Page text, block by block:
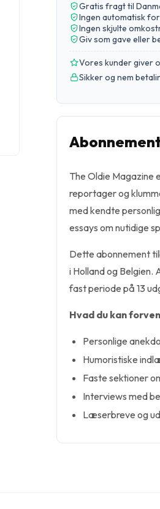
Gratis fragt til
Ingen automatisk
Ingen skjulte
Giv som gave eller
Vores kunder giver
Sikker og nem
The Oldie Magazine
reportager og
med kendte
essays om nutidige
Dette abonnement
i Holland og
fast periode på 13
Hvad du kan
Personlige
Humoristiske
Faste sektioner
Interviews med
Læserbreve og